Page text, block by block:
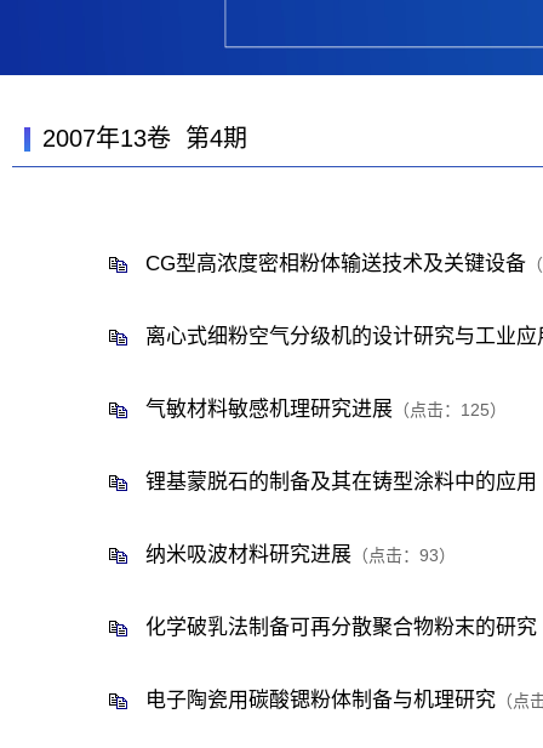
2007年13卷 第4期
CG型高浓度密相粉体输送技术及关键设备
离心式细粉空气分级机的设计研究与工业应
气敏材料敏感机理研究进展 （点击： 125）
锂基蒙脱石的制备及其在铸型涂料中的应用
纳米吸波材料研究进展 （点击： 93）
化学破乳法制备可再分散聚合物粉末的研究
电子陶瓷用碳酸锶粉体制备与机理研究 （点